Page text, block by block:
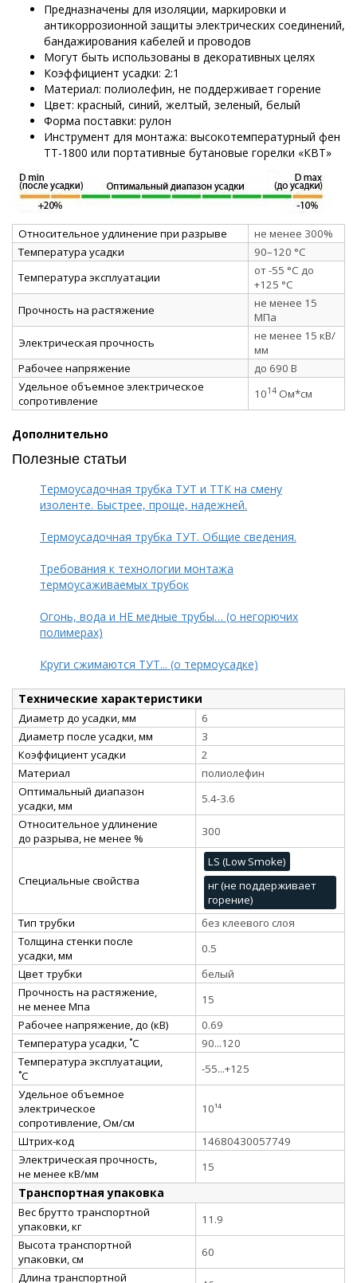
Предназначены для изоляции, маркировки и
антикоррозионной защиты электрических соединений,
бандажирования кабелей и проводов
Могут быть использованы в декоративных целях
Коэффициент усадки: 2:1
Материал: полиолефин, не поддерживает горение
Цвет: красный, синий, желтый, зеленый, белый
Форма поставки: рулон
Инструмент для монтажа: высокотемпературный фен
ТТ-1800 или портативные бутановые горелки «КВТ»
Относительное удлинение при разрыве
не менее 300%
Температура усадки
90–120 °C
Температура эксплуатации
от -55 °C до
+125 °C
Прочность на растяжение
не менее 15
МПа
Электрическая прочность
не менее 15 кВ/
мм
Рабочее напряжение
до 690 В
Удельное объемное электрическое
сопротивление
1014 Ом*см
Дополнительно
Полезные статьи
Термоусадочная трубка ТУТ и ТТК на смену
изоленте. Быстрее, проще, надежней.
Термоусадочная трубка ТУТ. Общие сведения.
Требования к технологии монтажа
термоусаживаемых трубок
Огонь, вода и НЕ медные трубы… (о негорючих
полимерах)
Круги сжимаются ТУТ... (о термоусадке)
Технические характеристики
Диаметр до усадки, мм
6
Диаметр после усадки, мм
3
Коэффициент усадки
2
Материал
полиолефин
Оптимальный диапазон
усадки, мм
5.4-3.6
Относительное удлинение
до разрыва, не менее %
300
Специальные свойства
LS (Low Smoke)
нг (не поддерживает
горение)
Тип трубки
без клеевого слоя
Толщина стенки после
усадки, мм
0.5
Цвет трубки
белый
Прочность на растяжение,
не менее Мпа
15
Рабочее напряжение, до (кВ)
0.69
Температура усадки, ˚С
90...120
Температура эксплуатации,
˚С
-55...+125
Удельное объемное
электрическое
сопротивление, Ом/см
10¹⁴
Штрих-код
14680430057749
Электрическая прочность,
не менее кВ/мм
15
Транспортная упаковка
Вес брутто транспортной
упаковки, кг
11.9
Высота транспортной
упаковки, см
60
Длина транспортной